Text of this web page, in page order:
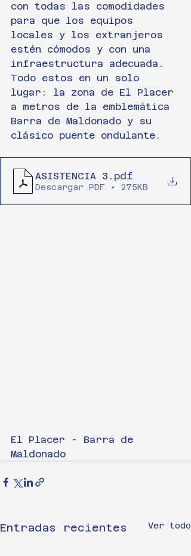
con todas las comodidades
para que los equipos
locales y los extranjeros
estén cómodos y con una
infraestructura adecuada.
Todo estos en un solo
lugar: la zona de El Placer
a metros de la emblemática
Barra de Maldonado y su
clásico puente ondulante.
ASISTENCIA 3 .pdf
Descargar PDF • 275KB
El Placer - Barra de
Maldonado
Entradas recientes Ver todo